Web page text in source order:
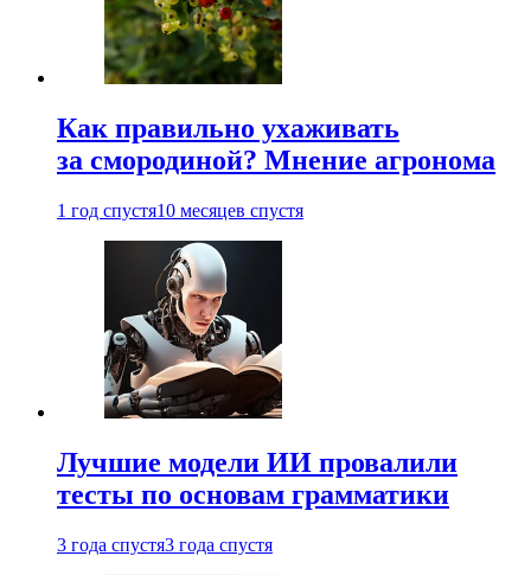
Как правильно ухаживать
за смородиной? Мнение агронома
1 год спустя10 месяцев спустя
Лучшие модели ИИ провалили
тесты по основам грамматики
3 года спустя3 года спустя